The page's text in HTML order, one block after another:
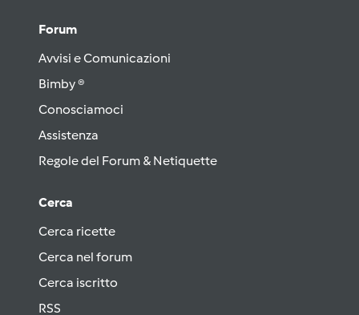
Forum
Avvisi e Comunicazioni
Bimby ®
Conosciamoci
Assistenza
Regole del Forum & Netiquette
Cerca
Cerca ricette
Cerca nel forum
Cerca iscritto
RSS